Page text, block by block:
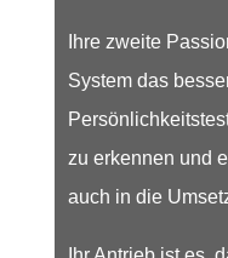
Ihre zweite
System das
zu erkennen und
auch in die